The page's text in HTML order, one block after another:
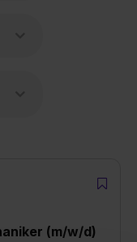
(m/w/d)